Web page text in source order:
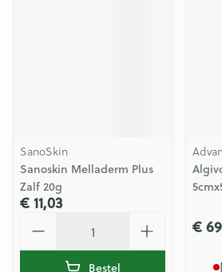
SanoSkin
Sanoskin Melladerm Plus
Zalf 20g
€ 11,03
Bestel
€